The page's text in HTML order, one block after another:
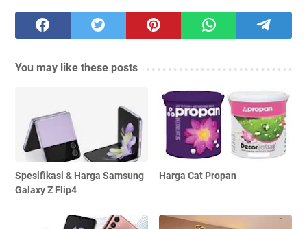
You may like these posts
Spesifikasi & Harga Samsung
Galaxy Z Flip4
Harga Cat Propan